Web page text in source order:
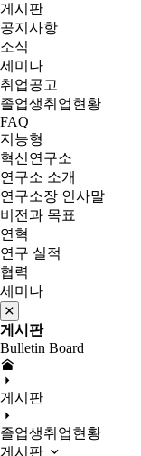
게시판
공지사항
소식
세미나
취업공고
졸업생취업현황
FAQ
지능형
혁신연구소
연구소 소개
연구소장 인사말
비전과 목표
연혁
연구 실적
협력
세미나
게시판
Bulletin Board
게시판
졸업생취업현황
게시판